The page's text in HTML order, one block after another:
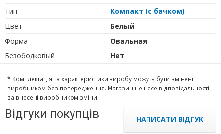
Тип
Компакт (с бачком)
Цвет
Белый
Форма
Овальная
Безободковый
Нет
* Комплектація та характеристики виробу можуть бути змінені
виробником без попередження. Магазин не несе відповідальності
за внесені виробником зміни.
Відгуки покупців НАПИСАТИ ВІДГУК